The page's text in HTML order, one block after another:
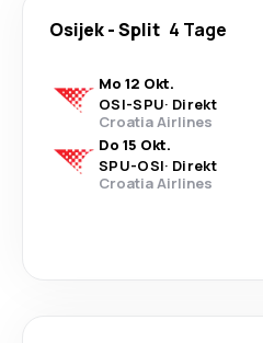
Osijek-Split 4 Tage
Mo 12 Okt.
OSI-SPU· Direkt
Croatia Airlines
Do 15 Okt.
SPU-OSI· Direkt
Croatia Airlines